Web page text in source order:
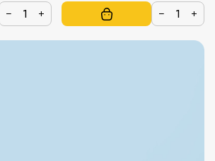
− + − +